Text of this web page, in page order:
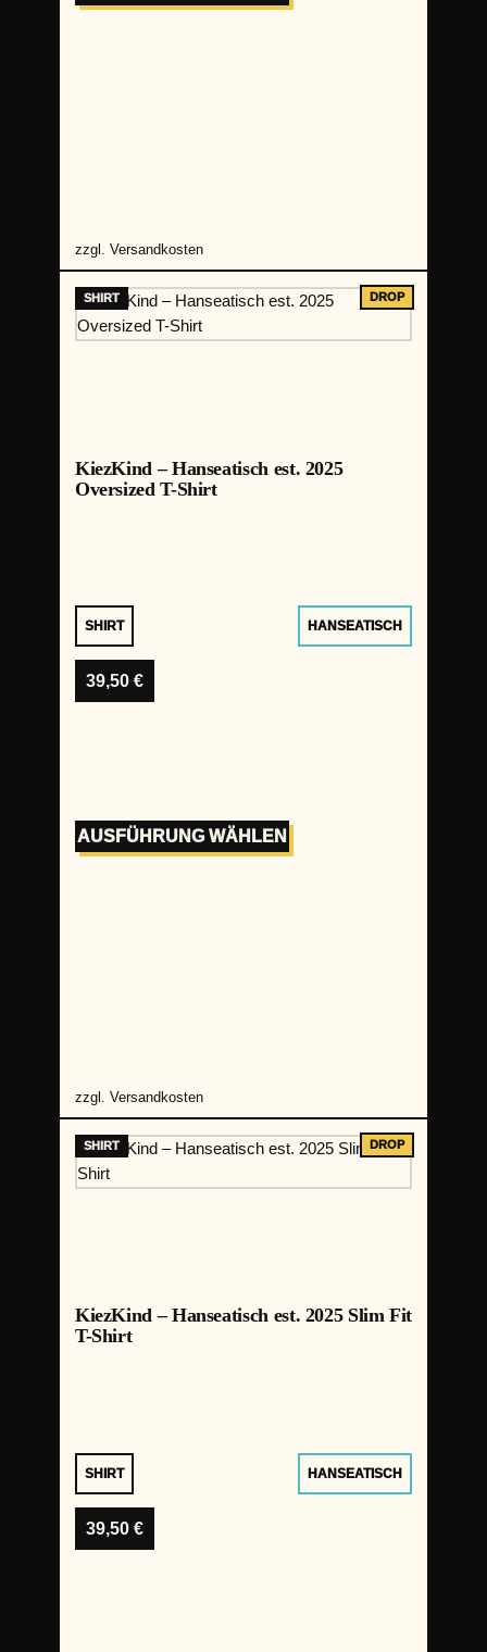
zzgl. Versandkosten
KiezKind – Hanseatisch est. 2025
Oversized T-Shirt
SHIRT HANSEATISCH
39,50 €
AUSFÜHRUNG WÄHLEN
zzgl. Versandkosten
KiezKind – Hanseatisch est. 2025 Slim Fit
T-Shirt
SHIRT HANSEATISCH
39,50 €